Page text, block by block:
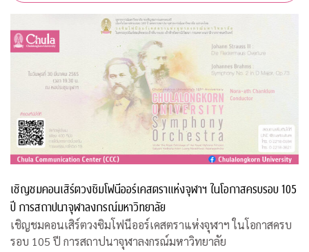
เชิญชมคอนเสิร์ตวงซิมโฟนีออร์เคสตราแห่งจุฬาฯ ในโอกาสครบรอบ 105
ปี การสถาปนาจุฬาลงกรณ์มหาวิทยาลัย
เชิญชมคอนเสิร์ตวงซิมโฟนีออร์เคสตราแห่งจุฬาฯ ในโอกาสครบ
รอบ 105 ปี การสถาปนาจุฬาลงกรณ์มหาวิทยาลัย